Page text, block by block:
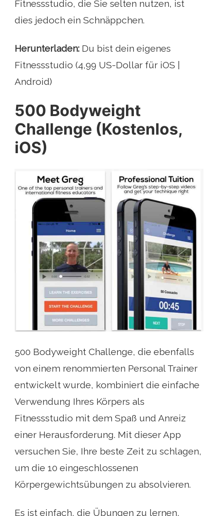
Fitnessstudio, die Sie selten nutzen, ist
dies jedoch ein Schnäppchen.
Herunterladen: Du bist dein eigenes
Fitnessstudio (4,99 US-Dollar für iOS |
Android)
500 Bodyweight
Challenge (Kostenlos,
iOS)
500 Bodyweight Challenge, die ebenfalls
von einem renommierten Personal Trainer
entwickelt wurde, kombiniert die einfache
Verwendung Ihres Körpers als
Fitnessstudio mit dem Spaß und Anreiz
einer Herausforderung. Mit dieser App
versuchen Sie, Ihre beste Zeit zu schlagen,
um die 10 eingeschlossenen
Körpergewichtsübungen zu absolvieren.
Es ist einfach, die Übungen zu lernen,